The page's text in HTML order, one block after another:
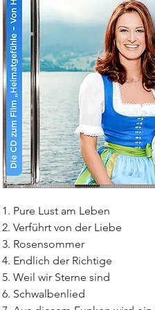
1. Pure Lust am Leben
2. Verführt von der Liebe
3. Rosensommer
4. Endlich der Richtige
5. Weil wir Sterne sind
6. Schwalbenlied